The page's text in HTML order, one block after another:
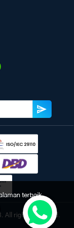
All rights reserved.
terbaik